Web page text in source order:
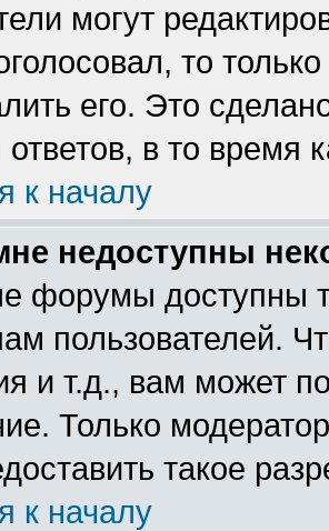
могут
то
его. Это
в то время
к началу
недоступны
форумы доступны
пользователей.
и т.д., вам может
Только
такое
к началу